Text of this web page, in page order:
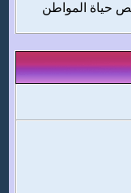
حياة المواطن